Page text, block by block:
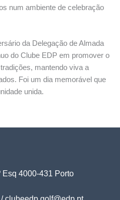
num ambiente de celebração
da Delegação de Almada
do Clube EDP em promover o
mantendo viva a
Foi um dia memorável que
unida.
Esq 4000-431 Porto